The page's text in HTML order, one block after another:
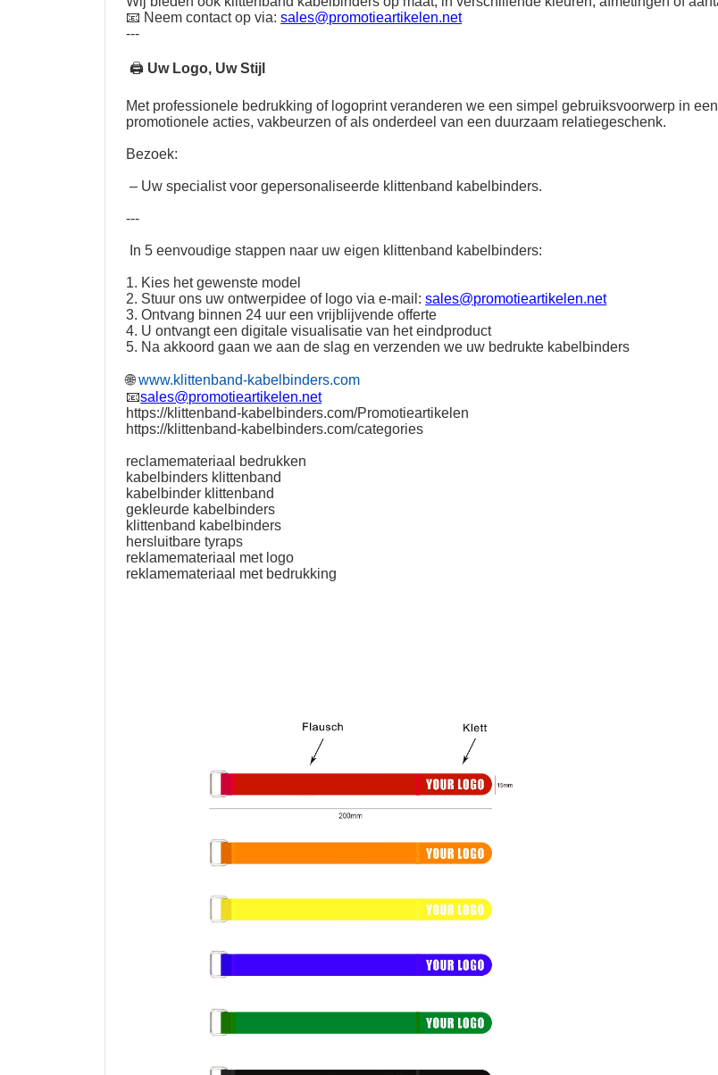
📧 Neem contact op via:sales@promotieartikelen.net
---
🖨 Uw Logo, Uw Stijl
Met professionele bedrukking of logoprint veranderen we een simpel gebruiksvoorwerp in
promotionele acties, vakbeurzen of als onderdeel van een duurzaam relatiegeschenk.
Bezoek:
– Uw specialist voor gepersonaliseerde klittenband kabelbinders.
---
In 5 eenvoudige stappen naar uw eigen klittenband kabelbinders:
1. Kies het gewenste model
2. Stuur ons uw ontwerpidee of logo via e-mail:sales@promotieartikelen.net
3. Ontvang binnen 24 uur een vrijblijvende offerte
4. U ontvangt een digitale visualisatie van het eindproduct
5. Na akkoord gaan we aan de slag en verzenden we uw bedrukte kabelbinders
🌐www.klittenband-kabelbinders.com
📧sales@promotieartikelen.net
https://klittenband-kabelbinders.com/Promotieartikelen
https://klittenband-kabelbinders.com/categories
reclamemateriaal bedrukken
kabelbinders klittenband
kabelbinder klittenband
gekleurde kabelbinders
klittenband kabelbinders
hersluitbare tyraps
reklamemateriaal met logo
reklamemateriaal met bedrukking